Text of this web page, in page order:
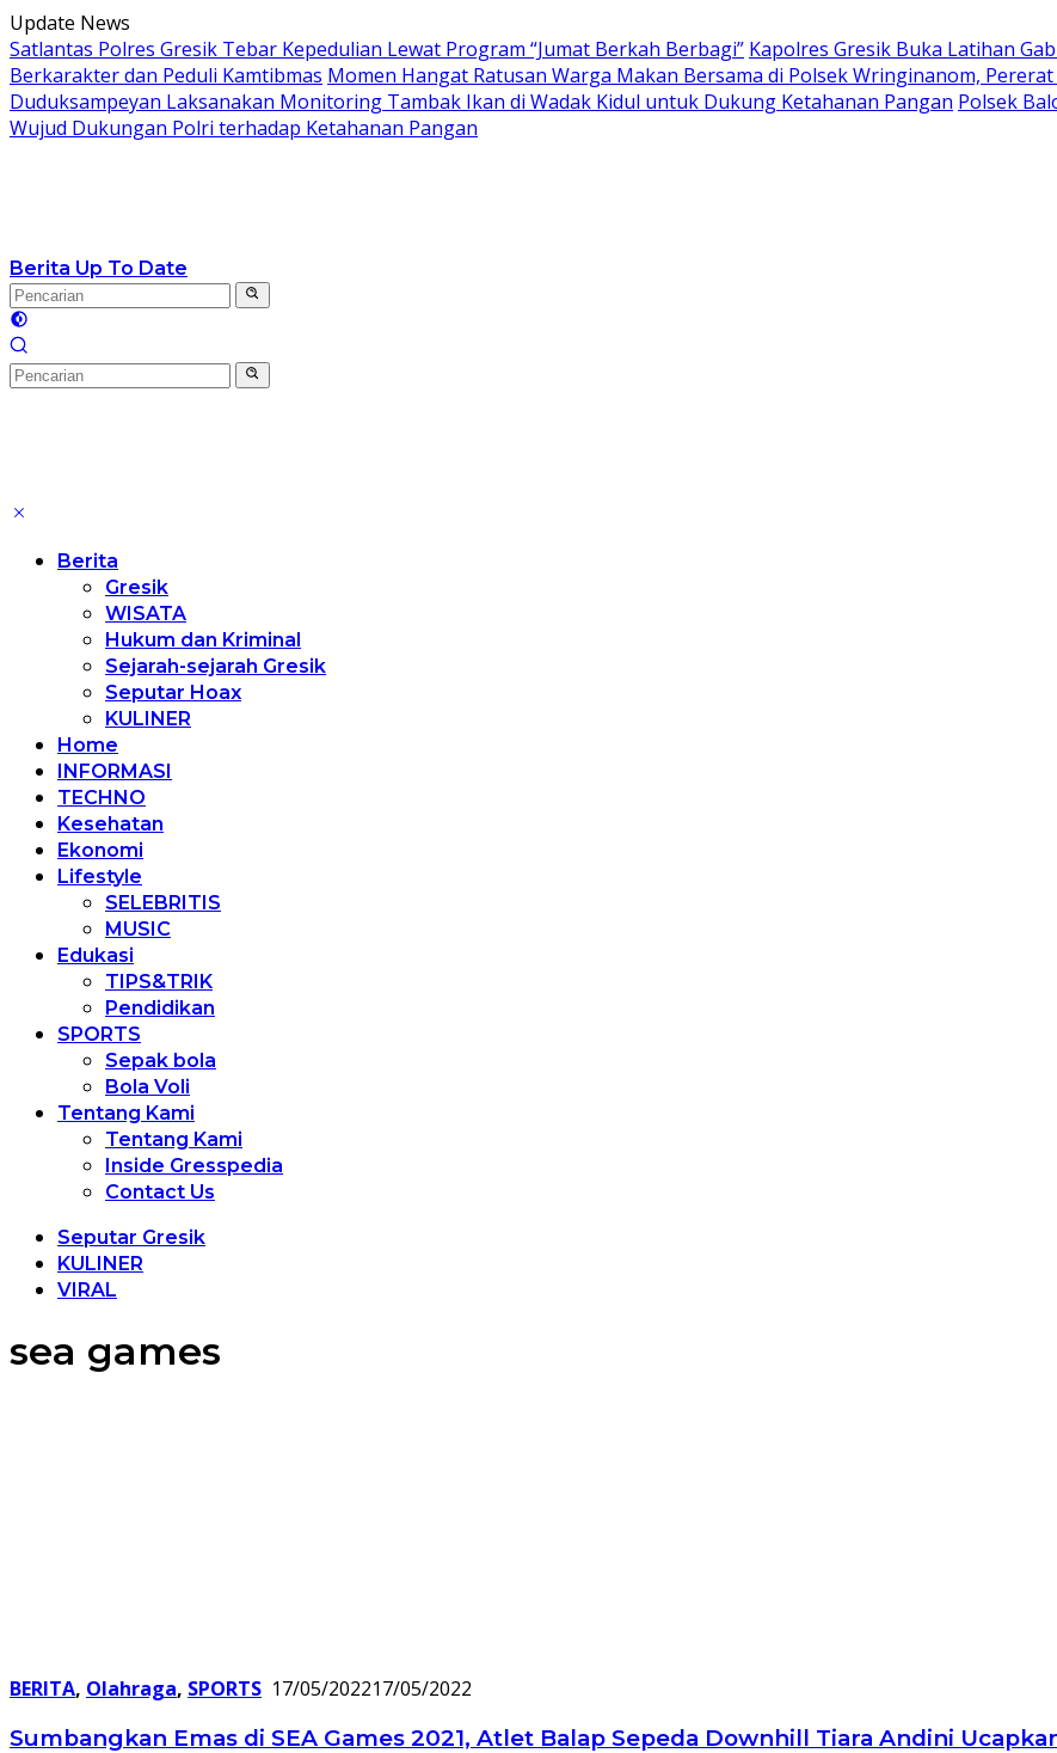
Langsung
ke
konten
Update News
Satlantas Polres Gresik Tebar Kepedulian Lewat Program “Jumat Berkah Berbagi” Kapolres Gresik Buka Latihan
Berkarakter dan Peduli Kamtibmas Momen Hangat Ratusan Warga Makan Bersama di Polsek Wringinanom,
Duduksampeyan Laksanakan Monitoring Tambak Ikan di Wadak Kidul untuk Dukung Ketahanan Pangan Polsek
Wujud Dukungan Polri terhadap Ketahanan Pangan
Berita Up To Date
Berita
Gresik
WISATA
Hukum dan Kriminal
Sejarah-sejarah Gresik
Seputar Hoax
KULINER
Home
INFORMASI
TECHNO
Kesehatan
Ekonomi
Lifestyle
SELEBRITIS
MUSIC
Edukasi
TIPS&TRIK
Pendidikan
SPORTS
Sepak bola
Bola Voli
Tentang Kami
Tentang Kami
Inside Gresspedia
Contact Us
Seputar Gresik
KULINER
VIRAL
sea games
BERITA, Olahraga, SPORTS 17/05/202217/05/2022
Sumbangkan Emas di SEA Games 2021, Atlet Balap Sepeda Downhill Tiara Andini